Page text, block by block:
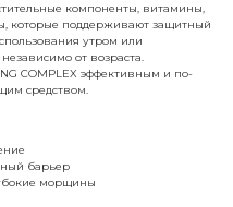
компоненты, витамины,
которые поддерживают защитный
утром или
от возраста.
COMPLEX эффективным и по-
средством.
барьер
морщины